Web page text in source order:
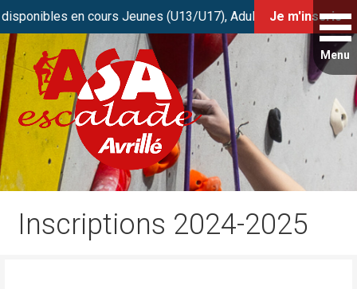
en cours Jeunes (U13/U17), Adultes et StageJe m'inscris
Passer
au
contenu
Club de grimpe FFME d’Avrillé / Angers
Inscriptions 2024-2025